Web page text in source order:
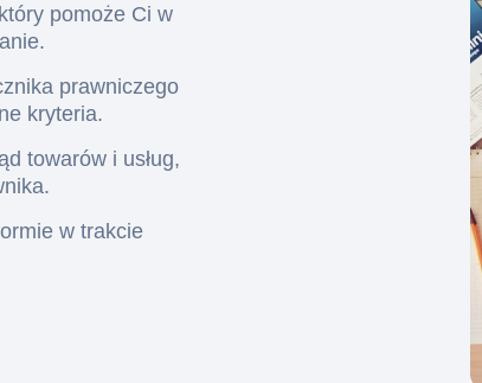
pomoże Ci w
prawniczego
kryteria.
towarów i usług,
w trakcie